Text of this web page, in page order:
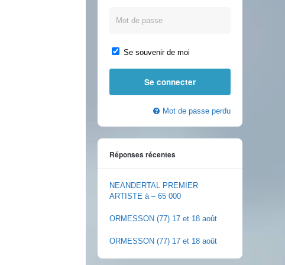
Se souvenir de moi
Mot de passe perdu
Réponses récentes
NEANDERTAL PREMIER
ARTISTE à – 65 000
ORMESSON (77) 17 et 18 août
ORMESSON (77) 17 et 18 août